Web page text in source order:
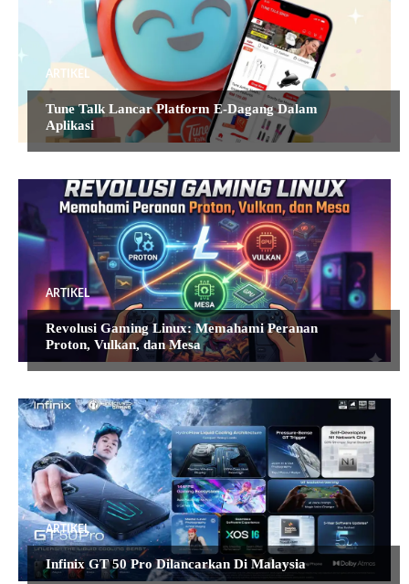
ARTIKEL
Tune Talk Lancar Platform E-Dagang Dalam
Aplikasi
ARTIKEL
Revolusi Gaming Linux: Memahami Peranan
Proton, Vulkan, dan Mesa
ARTIKEL
Infinix GT 50 Pro Dilancarkan Di Malaysia